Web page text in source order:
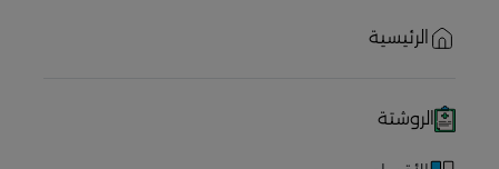
الرئيسية
الروشتة